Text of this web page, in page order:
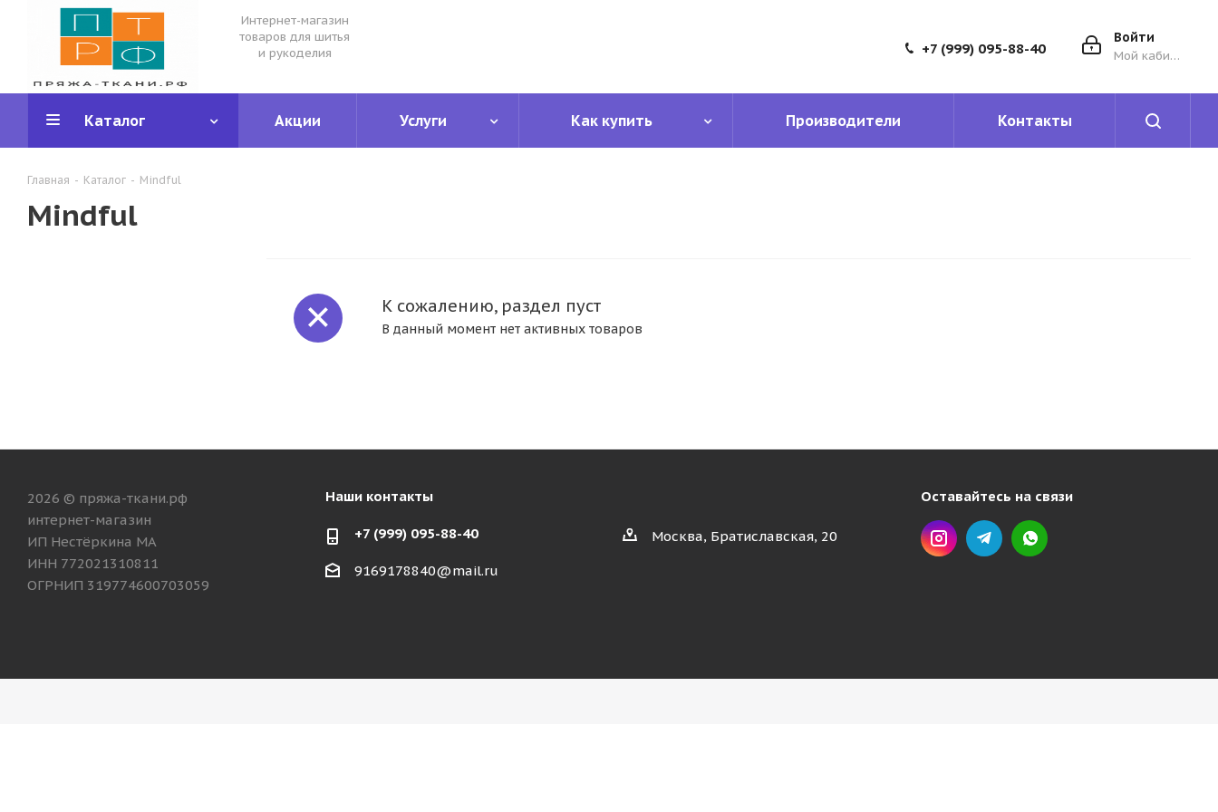
Интернет-магазин
товаров для шитья
и рукоделия
Войти
Мой кабинет
+7 (999) 095-88-40
Каталог Акции Услуги Как купить Производители Контакты
Главная - Каталог - Mindful
Mindful
К сожалению, раздел пуст
В данный момент нет активных товаров
2026 © пряжа-ткани.рф
интернет-магазин
ИП Нестёркина МА
ИНН 772021310811
ОГРНИП 319774600703059
Наши контакты
+7 (999) 095-88-40
9169178840@mail.ru
Москва, Братиславская, 20
Оставайтесь на связи